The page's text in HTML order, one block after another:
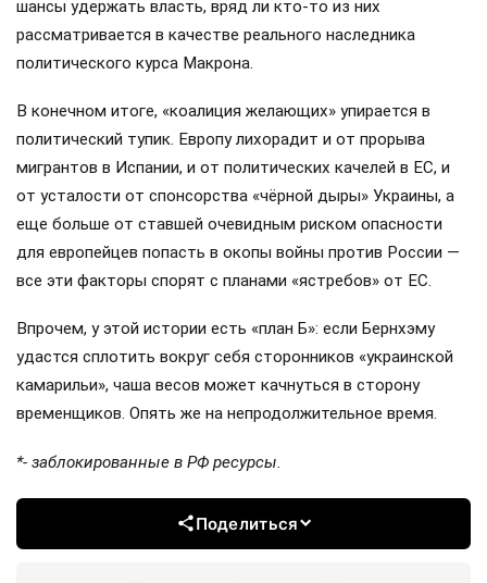
шансы удержать власть, вряд ли кто-то из них
рассматривается в качестве реального наследника
политического курса Макрона.
В конечном итоге, «коалиция желающих» упирается в
политический тупик. Европу лихорадит и от прорыва
мигрантов в Испании, и от политических качелей в ЕС, и
от усталости от спонсорства «чёрной дыры» Украины, а
еще больше от ставшей очевидным риском опасности
для европейцев попасть в окопы войны против России —
все эти факторы спорят с планами «ястребов» от ЕС.
Впрочем, у этой истории есть «план Б»: если Бернхэму
удастся сплотить вокруг себя сторонников «украинской
камарильи», чаша весов может качнуться в сторону
временщиков. Опять же на непродолжительное время.
*- заблокированные в РФ ресурсы.
Поделиться